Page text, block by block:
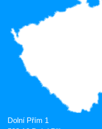
Dolní Přím 1